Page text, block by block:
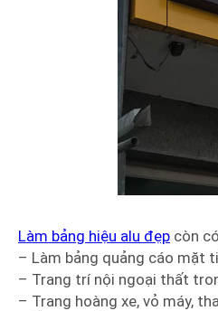
Làm bảng hiệu alu đẹp còn
– Làm bảng quảng cáo mặt
– Trang trí nội ngoại thất
– Trang hoàng xe, vỏ máy,